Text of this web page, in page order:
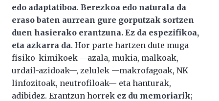
edo adaptatiboa. Berezkoa edo naturala da
eraso baten aurrean gure gorputzak sortzen
duen hasierako erantzuna. Ez da espezifikoa,
eta azkarra da. Hor parte hartzen dute muga
fisiko-kimikoek —azala, mukia, malkoak,
urdail-azidoak—, zelulek —makrofagoak, NK
linfozitoak, neutrofiloak— eta hanturak,
adibidez. Erantzun horrek ez du memoriarik;